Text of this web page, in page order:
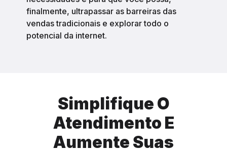
finalmente, ultrapassar as barreiras das
vendas tradicionais e explorar todo o
potencial da internet.
Simplifique O
Atendimento E
Aumente Suas